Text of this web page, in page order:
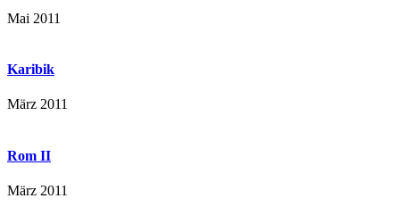
Mai 2011
Karibik
März 2011
Rom II
März 2011